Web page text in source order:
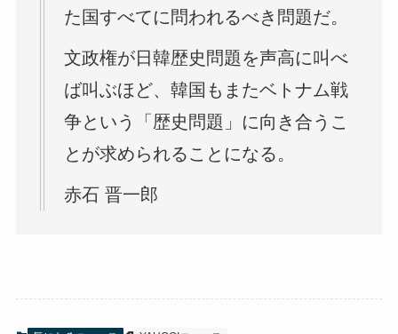
た国すべてに問われるべき問題だ。
文政権が日韓歴史問題を声高に叫べ
ば叫ぶほど、韓国もまたベトナム戦
争という「歴史問題」に向き合うこ
とが求められることになる。
赤石 晋一郎